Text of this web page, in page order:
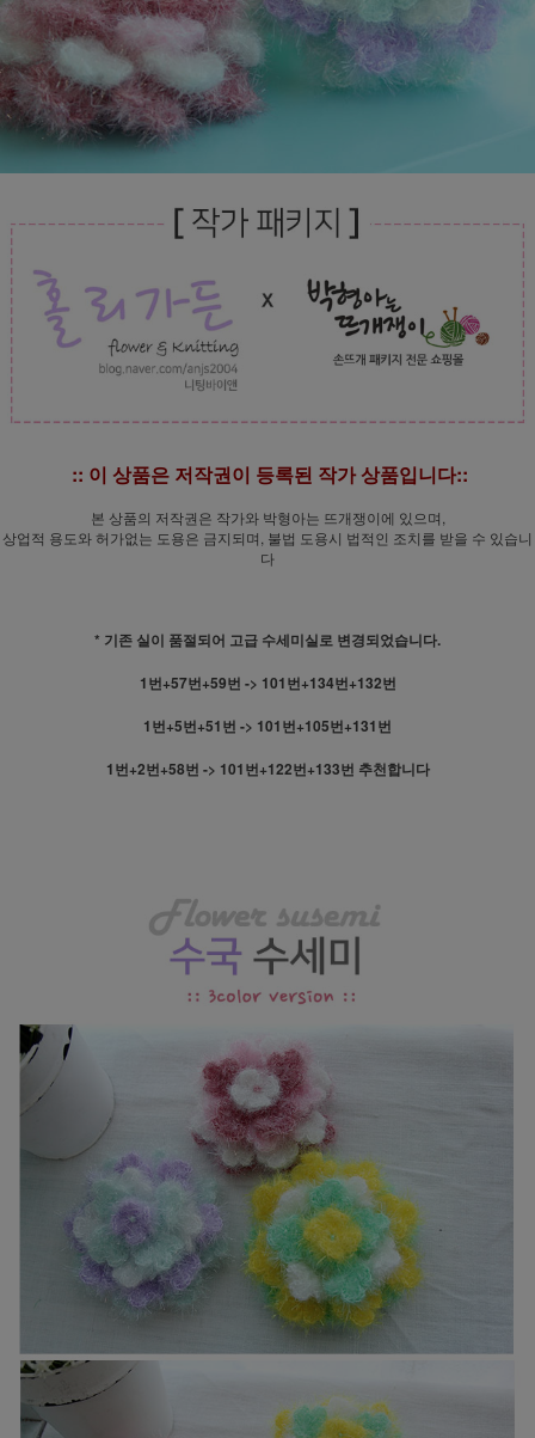
:: 이 상품은 저작권이 등록된 작가 상품입니다::
본 상품의 저작권은 작가와 박형아는 뜨개쟁이에 있으며,
상업적 용도와 허가없는 도용은 금지되며, 불법 도용시 법적인 조치를 받을 수 있습니
다
* 기존 실이 품절되어 고급 수세미실로 변경되었습니다.
1번+57번+59번 -> 101번+134번+132번
1번+5번+51번 -> 101번+105번+131번
1번+2번+58번 -> 101번+122번+133번 추천합니다